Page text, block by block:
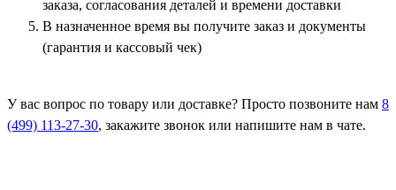
заказа, согласования деталей и времени доставки
В назначенное время вы получите заказ и документы
(гарантия и кассовый чек)
У вас вопрос по товару или доставке? Просто позвоните нам 8
(499) 113-27-30, закажите звонок или напишите нам в чате.